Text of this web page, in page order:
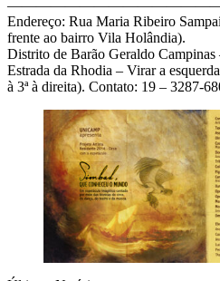
Endereço: Rua Maria Ribeiro
frente ao bairro Vila Holândia).
Distrito de Barão Geraldo
Estrada da Rhodia – Virar a
à 3ª à direita). Contato: 19 – 3287-